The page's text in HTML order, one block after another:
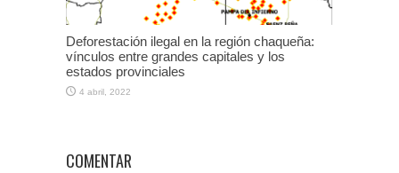
Deforestación ilegal en la región chaqueña:
vínculos entre grandes capitales y los
estados provinciales
4 abril, 2022
COMENTAR